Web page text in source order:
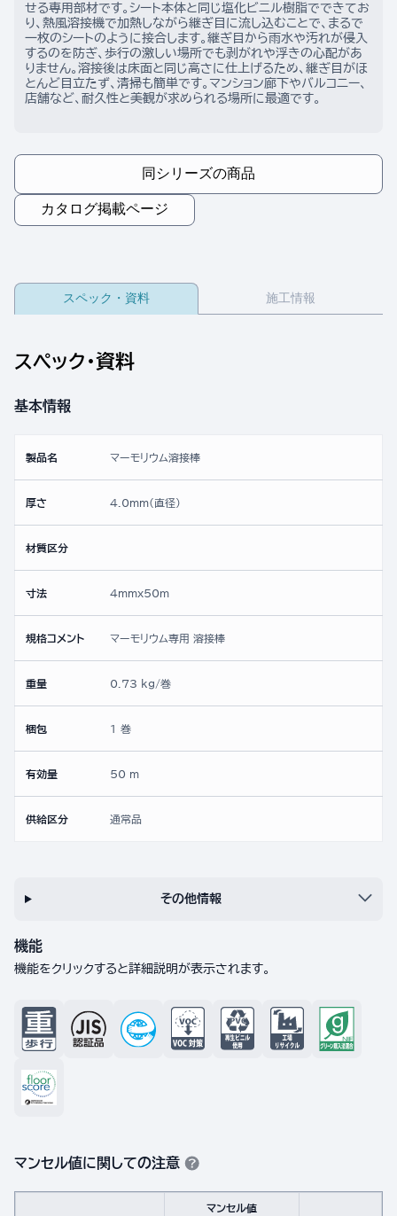
せる専用部材です。シート本体と同じ塩化ビニル樹脂でできてお
り、熱風溶接機で加熱しながら継ぎ目に流し込むことで、まるで
一枚のシートのように接合します。継ぎ目から雨水や汚れが侵入
するのを防ぎ、歩行の激しい場所でも剥がれや浮きの心配があ
りません。溶接後は床面と同じ高さに仕上げるため、継ぎ目がほ
とんど目立たず、清掃も簡単です。マンション廊下やバルコニー、
店舗など、耐久性と美観が求められる場所に最適です。
同シリーズの商品
カタログ掲載ページ
スペック・資料 施工情報
スペック・資料
基本情報
製品名 マーモリウム溶接棒
厚さ 4.0mm(直径)
材質区分
寸法 4mmx50ｍ
規格コメント マーモリウム専用 溶接棒
重量 0.73 kg/巻
梱包 1 巻
有効量 50 m
供給区分 通常品
その他情報
機能
機能をクリックすると詳細説明が表示されます。
マンセル値に関しての注意
マンセル値